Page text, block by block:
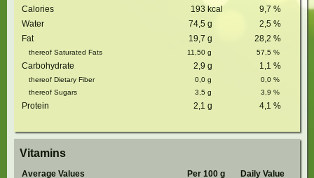
Calories
193 kcal 9,7 %
Water
74,5 g 2,5 %
Fat
19,7 g 28,2 %
thereof Saturated Fats 11,50 g 57,5 %
Carbohydrate 2,9 g 1,1 %
thereof Dietary Fiber 0,0 g 0,0 %
thereof Sugars
3,5 g 3,9 %
Protein 2,1 g 4,1 %
Vitamins
Average Values Per 100 g
Daily Value